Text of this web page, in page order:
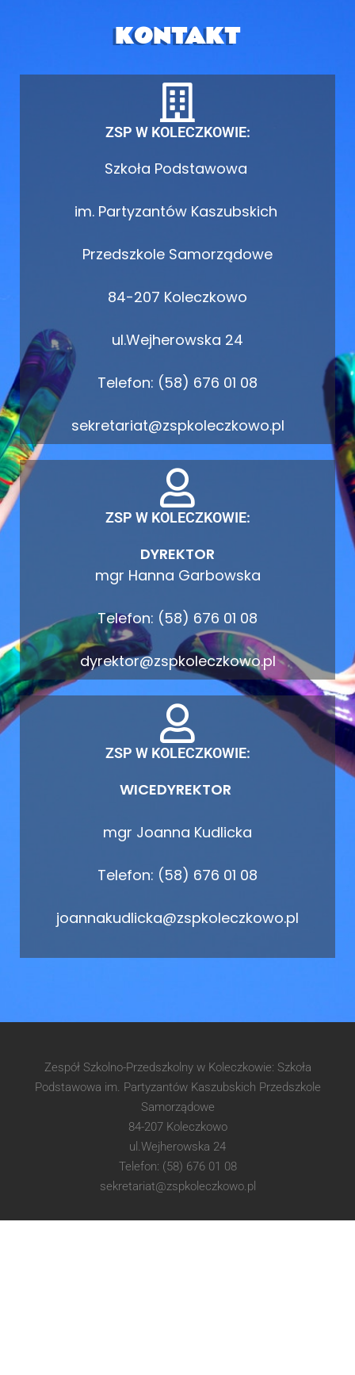
KONTAKT
ZSP W KOLECZKOWIE:
Szkoła Podstawowa
im. Partyzantów Kaszubskich
Przedszkole Samorządowe
84-207 Koleczkowo
ul.Wejherowska 24
Telefon: (58) 676 01 08
sekretariat@zspkoleczkowo.pl
ZSP W KOLECZKOWIE:
DYREKTOR
mgr Hanna Garbowska
Telefon: (58) 676 01 08
dyrektor@zspkoleczkowo.pl
ZSP W KOLECZKOWIE:
WICEDYREKTOR
mgr Joanna Kudlicka
Telefon: (58) 676 01 08
joannakudlicka@zspkoleczkowo.pl
Zespół Szkolno-Przedszkolny w Koleczkowie: Szkoła
Podstawowa im. Partyzantów Kaszubskich Przedszkole
Samorządowe
84-207 Koleczkowo
ul.Wejherowska 24
Telefon: (58) 676 01 08
sekretariat@zspkoleczkowo.pl